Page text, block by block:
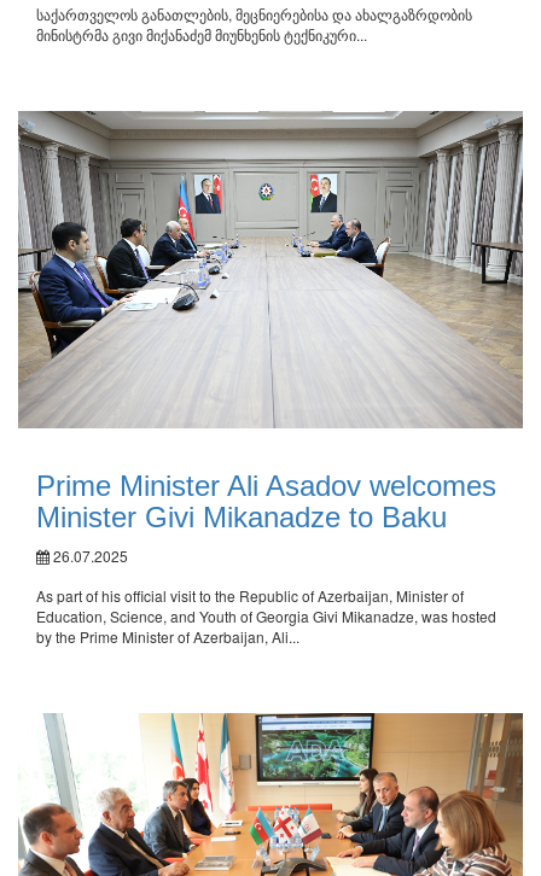
საქართველოს განათლების, მეცნიერებისა და ახალგაზრდობის
მინისტრმა გივი მიქანაძემ მიუნხენის ტექნიკური...
Prime Minister Ali Asadov welcomes
Minister Givi Mikanadze to Baku
26.07.2025
As part of his official visit to the Republic of Azerbaijan, Minister of
Education, Science, and Youth of Georgia Givi Mikanadze, was hosted
by the Prime Minister of Azerbaijan, Ali...